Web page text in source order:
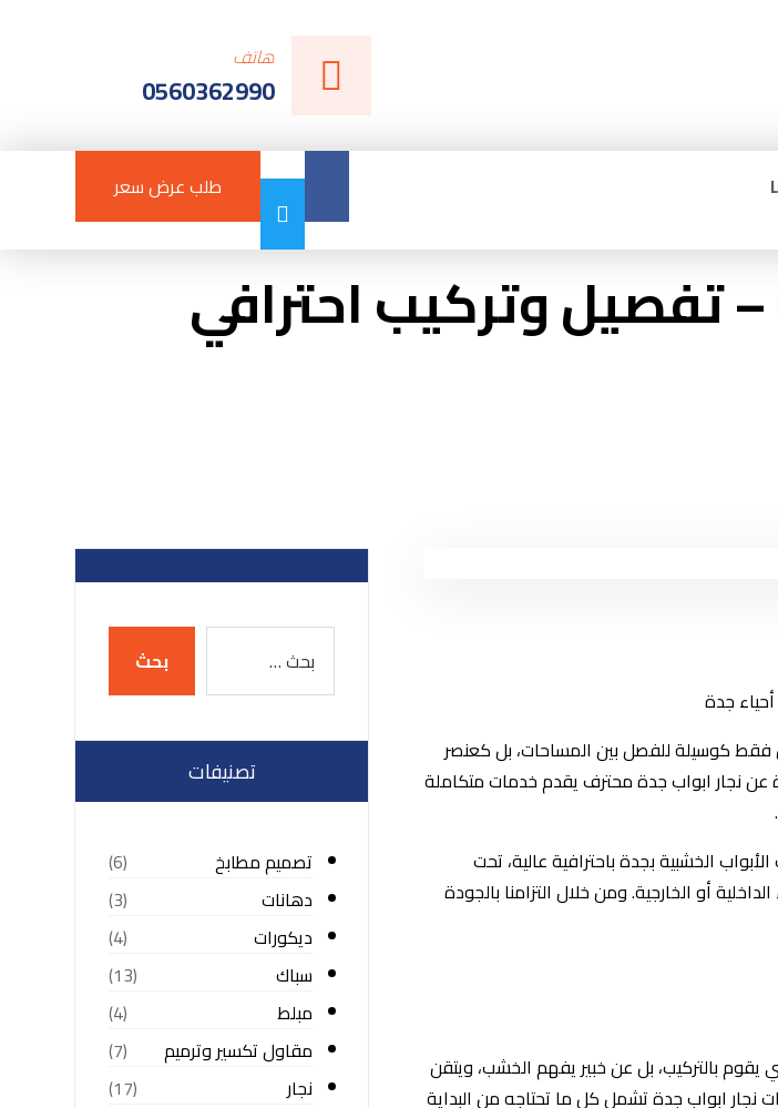
هاتف
0560362990
طلب عرض سعر
نجار ابواب جدة 0560362990 – تفصيل وتركيب احترافي
فقط كوسيلة للفصل بين المساحات، بل كعنصر
نجار ابواب جدة محترف يقدم خدمات متكاملة
الخشبية بجدة باحترافية عالية، تحت
أو الخارجية. ومن خلال التزامنا بالجودة
بالتركيب، بل عن خبير يفهم الخشب، ويتقن
نجار ابواب جدة تشمل كل ما تحتاجه من البداية
تصنيفات
تصميم مطابخ
(6)
دهانات
(3)
ديكورات
(4)
سباك
(13)
مبلط
(4)
مقاول تكسير وترميم
(7)
نجار
(17)